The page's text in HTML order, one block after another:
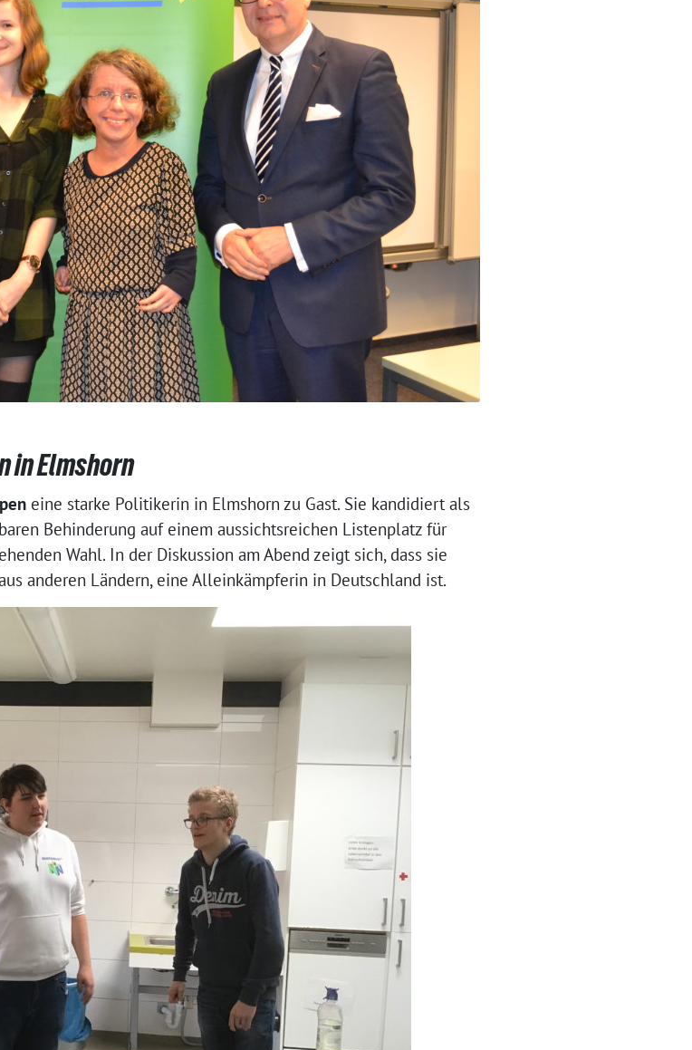
in Elmshorn
eine starke Politikerin in Elmshorn zu Gast. Sie kandidiert als
Behinderung auf einem aussichtsreichen Listenplatz für
Wahl. In der Diskussion am Abend zeigt sich, dass sie
anderen Ländern, eine Alleinkämpferin in Deutschland ist.